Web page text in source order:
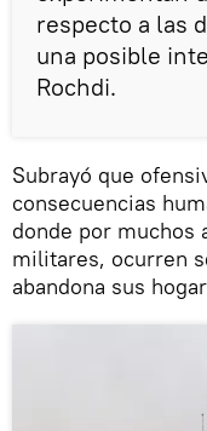
respecto a las
una posible
Rochdi.
Subrayó que
consecuencias
donde por muchos
militares, ocurren
abandona sus